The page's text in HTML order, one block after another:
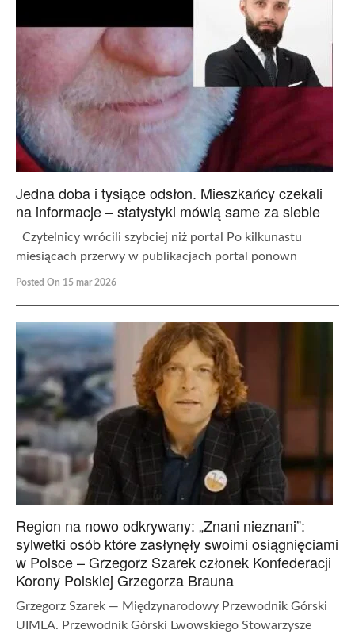
Jedna doba i tysiące odsłon. Mieszkańcy czekali
na informacje – statystyki mówią same za siebie
Czytelnicy wrócili szybciej niż portal Po kilkunastu
miesiącach przerwy w publikacjach portal ponown
Posted On 15 mar 2026
Region na nowo odkrywany: „Znani nieznani”:
sylwetki osób które zasłynęły swoimi osiągnięciami
w Polsce – Grzegorz Szarek członek Konfederacji
Korony Polskiej Grzegorza Brauna
Grzegorz Szarek — Międzynarodowy Przewodnik Górski
UIMLA. Przewodnik Górski Lwowskiego Stowarzysze